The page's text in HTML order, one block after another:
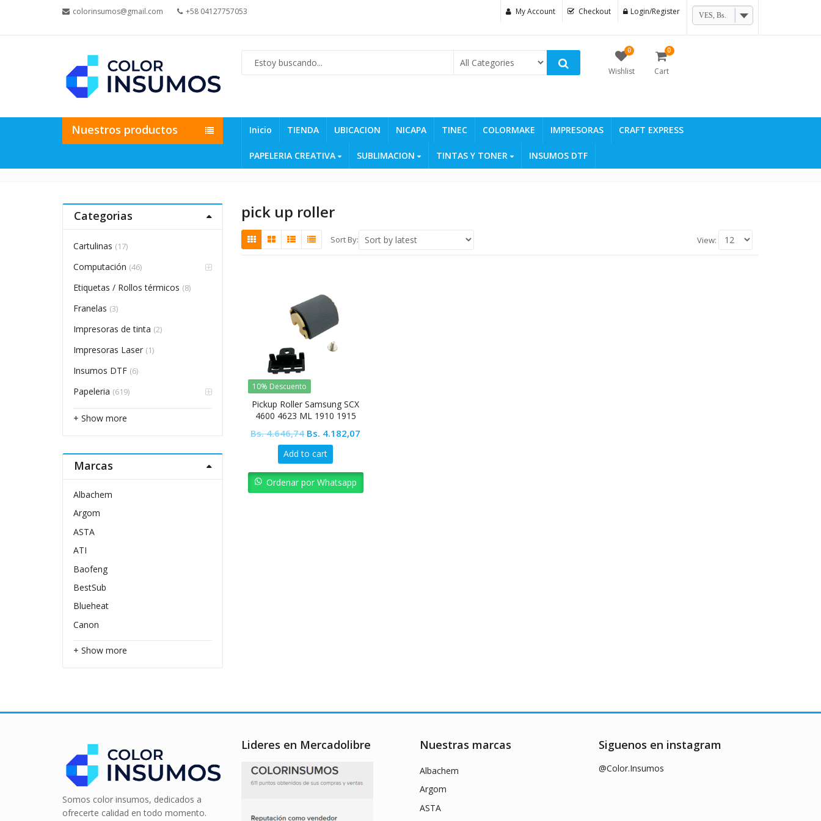
colorinsumos@gmail.com +58 04127757053 My Account Checkout Login/Register VES, Bs.
0
Wishlist
0
Cart
Nuestros productos Inicio TIENDA UBICACION NICAPA TINEC COLORMAKE IMPRESORAS CRAFT EXPRESS
PAPELERIA CREATIVA SUBLIMACION TINTAS Y TONER INSUMOS DTF
pick up roller
Sort By: View:
10% Descuento
Pickup Roller Samsung SCX
4600 4623 ML 1910 1915
Bs.4.646,74 Original
price
was:
Bs. 4.646,74.
Bs. 4.182,07
Bs. 4.182,07.
Add to cart
Ordenar por Whatsapp
Categorias
Cartulinas (17)
Computación (46)
Etiquetas / Rollos térmicos (8)
Franelas (3)
Impresoras de tinta (2)
Impresoras Laser (1)
Insumos DTF (6)
Papeleria (619)
+ Show more
Marcas
Albachem
Argom
ASTA
ATI
Baofeng
BestSub
Blueheat
Canon
+ Show more
Somos color insumos, dedicados a
ofrecerte calidad en todo momento.
Lideres en Mercadolibre Nuestras marcas
Albachem
Argom
ASTA
Siguenos en instagram
@Color.Insumos